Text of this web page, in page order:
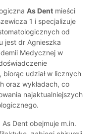
As Dent mieści
1 i specjalizuje
od
jest dr Agnieszka
Medycznej w
udział w licznych
oraz wykładach, co
najaktualniejszych
Dent obejmuje m.in.